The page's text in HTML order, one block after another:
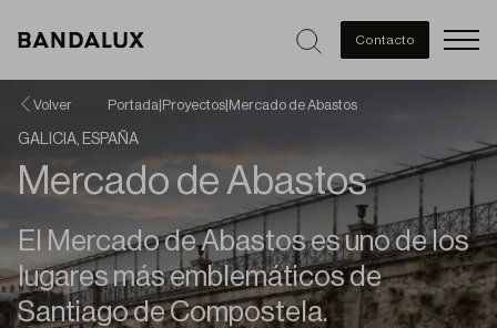
Contacto
Volver Portada Proyectos Mercado de Abastos
GALICIA, ESPAÑA
Mercado de Abastos
El Mercado de Abastos es uno de los
lugares más emblemáticos de
Santiago de Compostela.